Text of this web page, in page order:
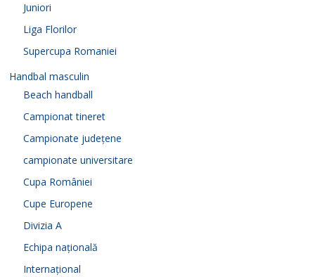
Juniori
Liga Florilor
Supercupa Romaniei
Handbal masculin
Beach handball
Campionat tineret
Campionate județene
campionate universitare
Cupa României
Cupe Europene
Divizia A
Echipa națională
Internațional